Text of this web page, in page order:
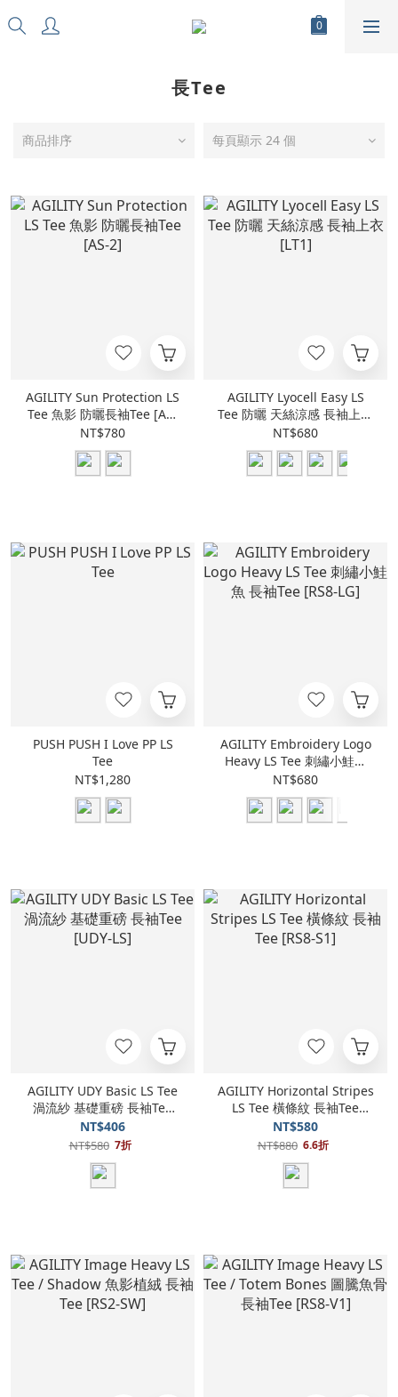
長Tee
商品排序 每頁顯示 24 個
AGILITY Sun Protection LS
Tee 魚影 防曬長袖Tee [AS-
2]
NT$780
AGILITY Lyocell Easy LS
Tee 防曬 天絲涼感 長袖上衣
[LT1]
NT$680
PUSH PUSH I Love PP LS
Tee
NT$1,280
AGILITY Embroidery Logo
Heavy LS Tee 刺繡小鮭魚
長袖Tee [RS8-LG]
NT$680
AGILITY UDY Basic LS Tee
渦流紗 基礎重磅 長袖Tee
[UDY-LS]
NT$406
NT$580 7折
AGILITY Horizontal Stripes
LS Tee 橫條紋 長袖Tee
[RS8-S1]
NT$580
NT$880 6.6折